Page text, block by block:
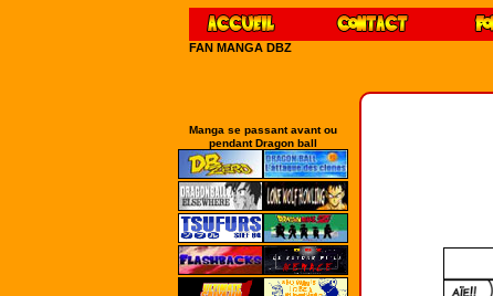
FAN MANGA DBZ
Manga se passant avant ou
pendant Dragon ball